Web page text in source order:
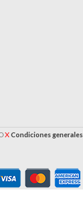
XCondiciones generales